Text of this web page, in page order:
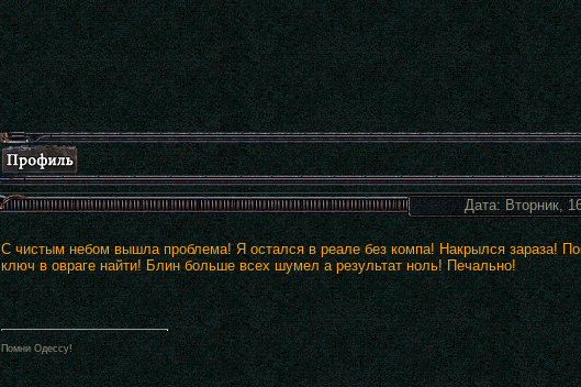
Дата: Вторник,
С чистым небом вышла проблема! Я остался в реале без компа! Накрылся зараза!
ключ в овраге найти! Блин больше всех шумел а результат ноль! Печально!
Помни Одессу!